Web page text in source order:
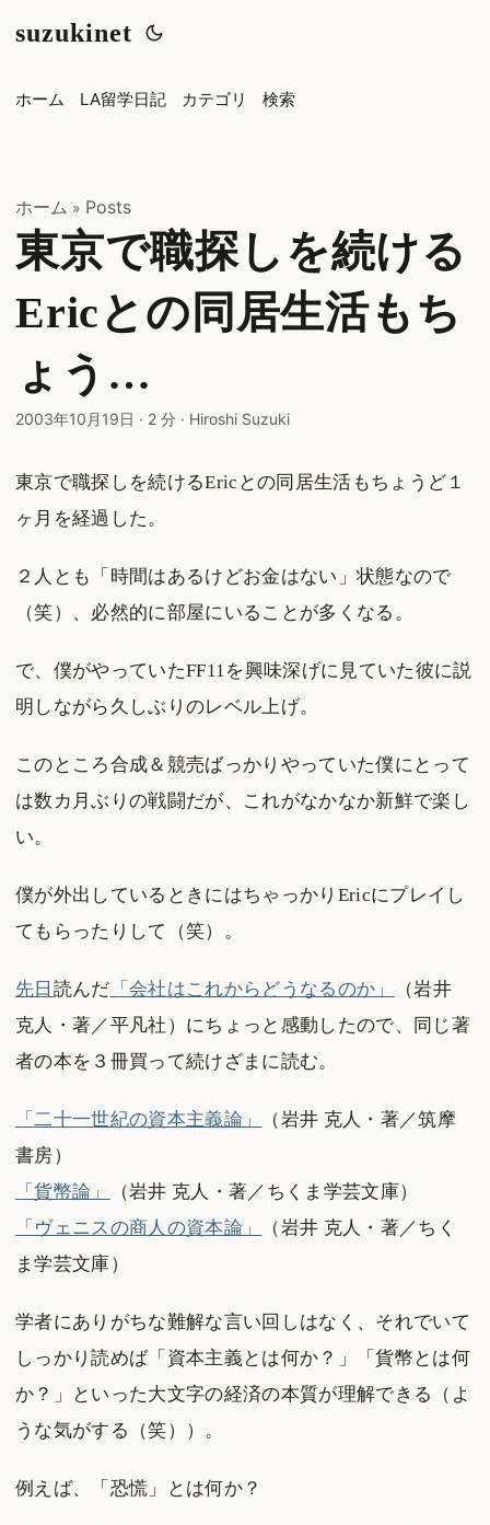
suzukinet
ホーム LA留学日記 カテゴリ 検索
ホーム » Posts
東京で職探しを続ける
Ericとの同居生活もち
ょう…
2003年10月19日 · 2 分 · Hiroshi Suzuki
東京で職探しを続けるEricとの同居生活もちょうど１
ヶ月を経過した。
２人とも「時間はあるけどお金はない」状態なので
（笑）、必然的に部屋にいることが多くなる。
で、僕がやっていたFF11を興味深げに見ていた彼に説
明しながら久しぶりのレベル上げ。
このところ合成＆競売ばっかりやっていた僕にとって
は数カ月ぶりの戦闘だが、これがなかなか新鮮で楽し
い。
僕が外出しているときにはちゃっかりEricにプレイし
てもらったりして（笑）。
先日 読んだ 「会社はこれからどうなるのか」
（岩井
克人・著／平凡社）にちょっと感動したので、同じ著
者の本を３冊買って続けざまに読む。
「二十一世紀の資本主義論」
（岩井 克人・著／筑摩
書房）
「貨幣論」
（岩井 克人・著／ちくま学芸文庫）
「ヴェニスの商人の資本論」
（岩井 克人・著／ちく
ま学芸文庫）
学者にありがちな難解な言い回しはなく、それでいて
しっかり読めば「資本主義とは何か？」「貨幣とは何
か？」といった大文字の経済の本質が理解できる（よ
うな気がする（笑））。
例えば、「恐慌」とは何か？